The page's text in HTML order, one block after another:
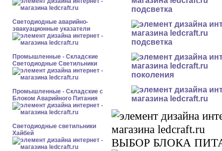
Светодиодные аварийно-
эвакуационные указатели
Промышленные - Складские
Светодиодные Светильники
Промышленные - Складские с
Блоком Аварийного Питания
Светодиодные светильники
Хайбей
подсветка
подсветка
поколения
ВЫБОР БЛОКА